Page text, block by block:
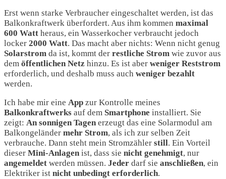
Erst wenn starke Verbraucher eingeschaltet werden, ist das
Balkonkraftwerk überfordert. Aus ihm kommen maximal
600 Watt heraus, ein Wasserkocher verbraucht jedoch
locker 2000 Watt. Das macht aber nichts: Wenn nicht genug
Solarstrom da ist, kommt der restliche Strom wie zuvor aus
dem öffentlichen Netz hinzu. Es ist aber weniger Reststrom
erforderlich, und deshalb muss auch weniger bezahlt
werden.
Ich habe mir eine App zur Kontrolle meines
Balkonkraftwerks auf dem Smartphone installiert. Sie
zeigt: An sonnigen Tagen erzeugt das eine Solarmodul am
Balkongeländer mehr Strom, als ich zur selben Zeit
verbrauche. Dann steht mein Stromzähler still. Ein Vorteil
dieser Mini-Anlagen ist, dass sie nicht genehmigt, nur
angemeldet werden müssen. Jeder darf sie anschließen, ein
Elektriker ist nicht unbedingt erforderlich.